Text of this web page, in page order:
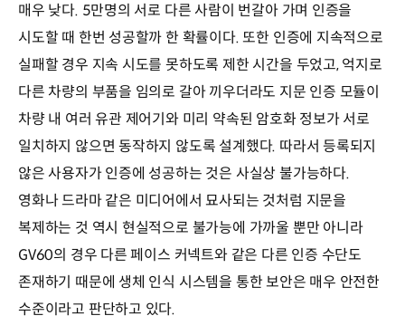
매우 낮다. 5만명의 서로 다른 사람이 번갈아 가며 인증을
시도할 때 한번 성공할까 한 확률이다. 또한 인증에 지속적으로
실패할 경우 지속 시도를 못하도록 제한 시간을 두었고, 억지로
다른 차량의 부품을 임의로 갈아 끼우더라도 지문 인증 모듈이
차량 내 여러 유관 제어기와 미리 약속된 암호화 정보가 서로
일치하지 않으면 동작하지 않도록 설계했다. 따라서 등록되지
않은 사용자가 인증에 성공하는 것은 사실상 불가능하다.
영화나 드라마 같은 미디어에서 묘사되는 것처럼 지문을
복제하는 것 역시 현실적으로 불가능에 가까울 뿐만 아니라
GV60의 경우 다른 페이스 커넥트와 같은 다른 인증 수단도
존재하기 때문에 생체 인식 시스템을 통한 보안은 매우 안전한
수준이라고 판단하고 있다.